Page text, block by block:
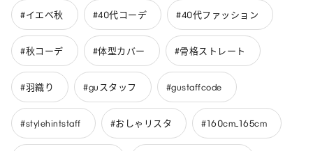
#イエベ秋 #40代コーデ #40代ファッション
#秋コーデ #体型カバー #骨格ストレート
#羽織り #guスタッフ #gustaffcode
#stylehintstaff #おしゃリスタ #160cm_165cm